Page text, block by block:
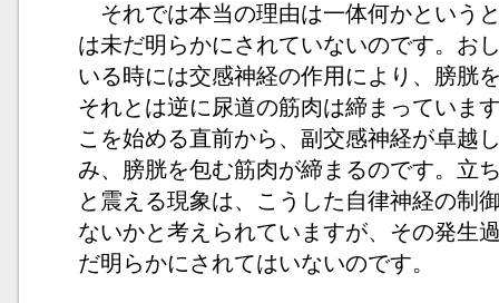
それでは本当の理由は一体何かという
は未だ明らかにされていないのです。お
いる時には交感神経の作用により、膀胱
それとは逆に尿道の筋肉は締まっていま
こを始める直前から、副交感神経が卓越
み、膀胱を包む筋肉が締まるのです。立
と震える現象は、こうした自律神経の制
ないかと考えられていますが、その発生
だ明らかにされてはいないのです。